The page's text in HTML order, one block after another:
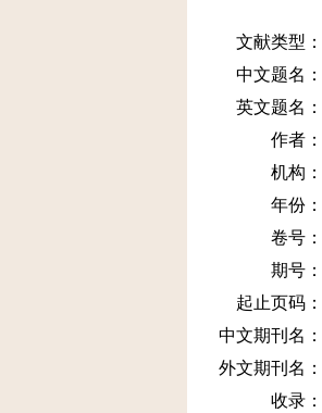
文献类型：
中文题名：
英文题名：
作者：
机构：
年份：
卷号：
期号：
起止页码：
中文期刊名：
外文期刊名：
收录：